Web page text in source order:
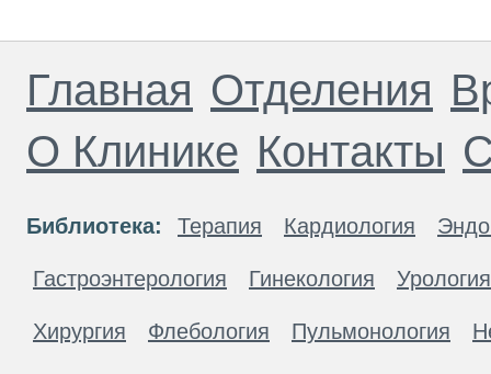
Главная Отделения
О Клинике Контакты
Библиотека: Терапия Кардиология
Гастроэнтерология Гинекология Урология
Хирургия Флебология Пульмонология